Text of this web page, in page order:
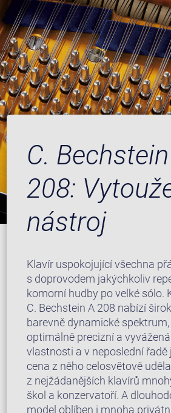
C.
208:
nástroj
Klavír uspokojující všechna
s doprovodem jakýchkoliv
komorní hudby po velké sólo.
C. Bechstein A 208 nabízí
barevně dynamické
optimálně precizní a
vlastnosti a v neposlední řadě
cena z něho celosvětově
z nejžádanějších klavírů
škol a konzervatoří. A
model oblíben i mnoha